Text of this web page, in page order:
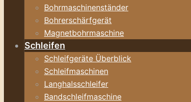
Bohrmaschinenständer
Bohrerschärfgerät
Magnetbohrmaschine
Schleifen
Schleifgeräte Überblick
Schleifmaschinen
Langhalsschleifer
Bandschleifmaschine